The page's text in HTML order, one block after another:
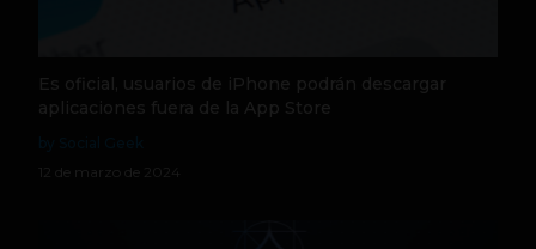
Es oficial, usuarios de iPhone podrán descargar
aplicaciones fuera de la App Store
12 de marzo de 2024